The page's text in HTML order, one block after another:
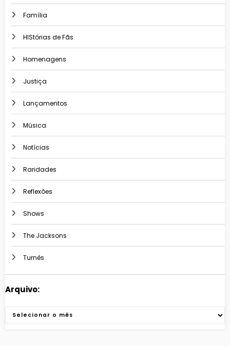
Família
HIStórias de Fãs
Homenagens
Justiça
Lançamentos
Música
Notícias
Raridades
Reflexões
Shows
The Jacksons
Turnês
Arquivo:
Arquivos